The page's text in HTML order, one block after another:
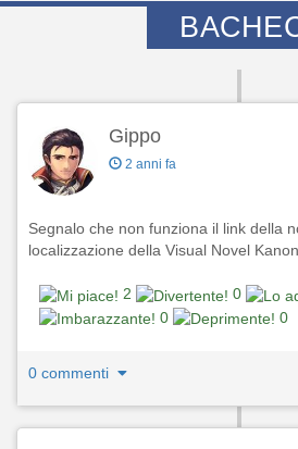
Gippo
2 anni fa
Segnalo che non funziona il link della
localizzazione della Visual Novel
2 0
0
0
0 commenti